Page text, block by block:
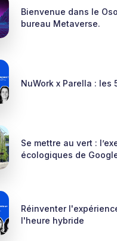
Bienvenue dans le
bureau Metaverse.
NuWork x Parella :
Se mettre au vert :
écologiques de
Réinventer
l'heure hybride